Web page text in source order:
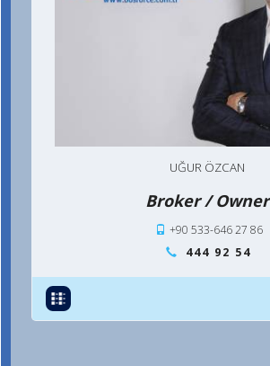
UĞUR ÖZCAN
Broker / Owner
+90 533-646 27 86
444 92 54